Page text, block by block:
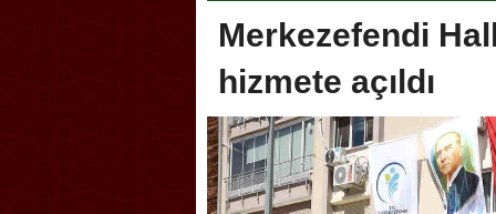
Merkezefendi
hizmete açıldı
Akçakoca, Geleneksel
Şampiyonası’na ev